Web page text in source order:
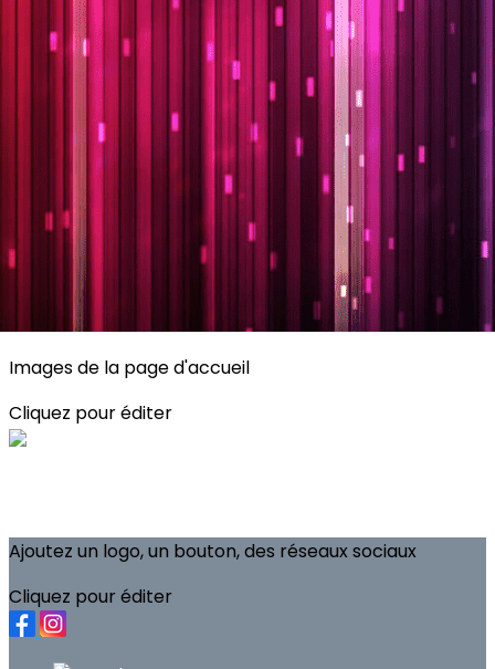
Exporter les lignes sélectionnées
Exporter toutes les colonnes
Exporter uniquement les colonnes affichées
Menu
Planning
Description des activités
S'inscrire
Images de la page d'accueil
Cliquez pour éditer
Ajoutez un logo, un bouton, des réseaux sociaux
Cliquez pour éditer